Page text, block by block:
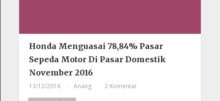
Honda Menguasai 78,84% Pasar
Sepeda Motor Di Pasar Domestik
November 2016
13/12/2016 Anang 2 Komentar